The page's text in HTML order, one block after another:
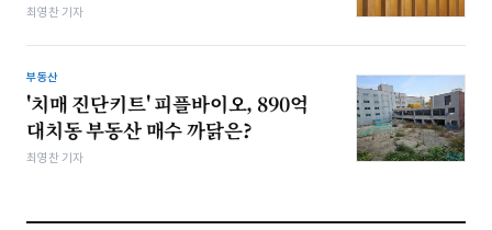
최영찬 기자
부동산
'치매 진단키트' 피플바이오, 890억
대치동 부동산 매수 까닭은?
최영찬 기자